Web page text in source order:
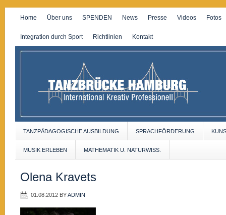
Home Über uns SPENDEN News Presse Videos Fotos
Integration durch Sport Richtlinien Kontakt
TANZPÄDAGOGISCHE AUSBILDUNG SPRACHFÖRDERUNG
MUSIK ERLEBEN MATHEMATIK U. NATURWISS.
Olena Kravets
01.08.2012 BYADMIN